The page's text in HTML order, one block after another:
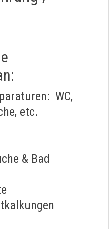
WC,
etc.
& Bad